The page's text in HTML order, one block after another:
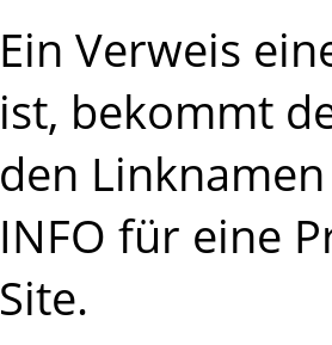
Ein Verweis
ist, bekommt
den
INFO für eine
Site.